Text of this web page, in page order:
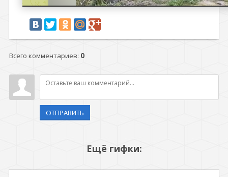
Всего комментариев: 0
ОТПРАВИТЬ
Ещё гифки: